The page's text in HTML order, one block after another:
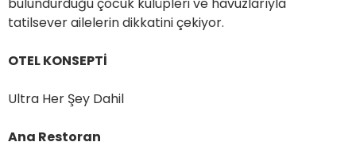
bulundurduğu çocuk kulüpleri ve havuzlarıyla
tatilsever ailelerin dikkatini çekiyor.
OTEL KONSEPTİ
Ultra Her Şey Dahil
Ana Restoran